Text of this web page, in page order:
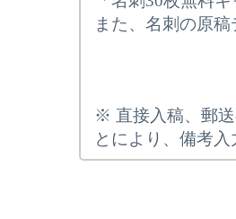
また、名刺の原
※ 直接入稿、郵
とにより、備考